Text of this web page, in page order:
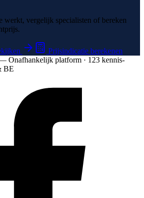
werkt, vergelijk specialisten of bereken
Prijsindicatie berekenen
Onafhankelijk platform · 123 kennis­
BE